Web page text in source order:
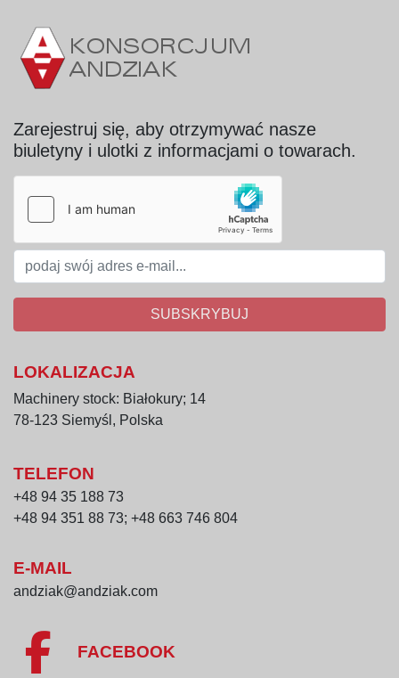
Zastosowanie
Dekanter znajduje zastosowanie w:
przemyśle spożywczym,
przemyśle chemicznym,
gospodarce osadowej,
procesach odwadniania i klarowania
produktów.
Najważniejsze zalety
skuteczna separacja faz stałych i ciekłych,
trwała konstrukcja przemysłowa,
wysoka odporność na korozję,
mocny silnik 11 kW,
łatwa integracja z liniami technologicznymi,
niskie koszty eksploatacji i konserwacji.
Zarejestruj się, aby otrzymywać nasze
biuletyny i ulotki z informacjami o towarach.
SUBSKRYBUJ
LOKALIZACJA
Machinery stock: Białokury; 14
78-123 Siemyśl, Polska
TELEFON
+48 94 35 188 73
+48 94 351 88 73; +48 663 746 804
E-MAIL
andziak@andziak.com
FACEBOOK